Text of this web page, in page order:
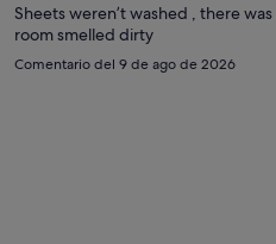
Sheets weren’t washed , there
room smelled dirty
Comentario del 9 de ago de 2026